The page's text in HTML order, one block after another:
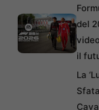
del
il
La